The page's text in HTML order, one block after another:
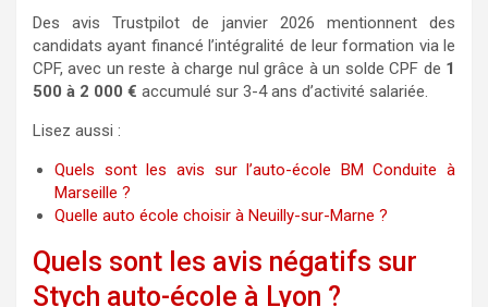
Des avis Trustpilot de janvier 2026 mentionnent des
candidats ayant financé l’intégralité de leur formation via le
CPF, avec un reste à charge nul grâce à un solde CPF de 1
500 à 2 000 € accumulé sur 3-4 ans d’activité salariée.
Lisez aussi :
Quels sont les avis sur l’auto-école BM Conduite à
Marseille ?
Quelle auto école choisir à Neuilly-sur-Marne ?
Quels sont les avis négatifs sur
Stych auto-école à Lyon ?